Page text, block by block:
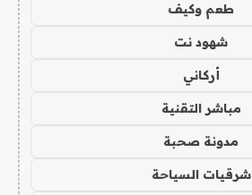
طعم وكيف
شهود نت
أركاني
مباشر التقنية
مدونة صحبة
شرقيات السياحة